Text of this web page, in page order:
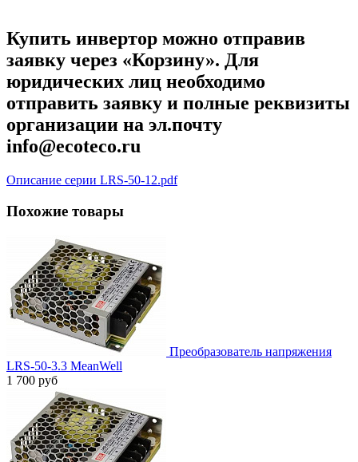
Купить инвертор можно отправив
заявку через «Корзину». Для
юридических лиц необходимо
отправить заявку и полные реквизиты
организации на эл.почту
info@ecoteco.ru
Описание серии LRS-50-12.pdf
Похожие товары
Преобразователь напряжения
LRS-50-3.3 MeanWell
1 700 руб